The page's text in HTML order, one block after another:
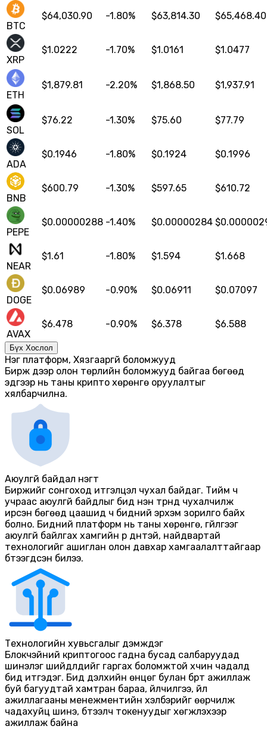
BTC
$64,030.90 -1.80% $63,814.30 $65,468.40
XRP
$1.0222 -1.70% $1.0161 $1.0477
ETH
$1,879.81 -2.20% $1,868.50 $1,937.91
SOL
$76.22 -1.30% $75.60 $77.79
ADA
$0.1946 -1.80% $0.1924 $0.1996
BNB
$600.79 -1.30% $597.65 $610.72
PEPE
$0.00000288 -1.40% $0.00000284 $
NEAR
$1.61 -1.80% $1.594 $1.668
DOGE
$0.06989 -0.90% $0.06911 $0.07097
AVAX
$6.478 -0.90% $6.378 $6.588
Бүх Хослол
Нэг платформ, Хязгааргүй боломжууд
Бирж дээр олон төрлийн боломжууд байгаа бөгөөд
эдгээр нь таны крипто хөрөнгө оруулалтыг
хялбарчилна.
Аюулгүй байдал нэгт
Биржийг сонгоход итгэлцэл чухал байдаг. Тийм ч
учраас аюулгүй байдлыг бид нэн түрүүнд чухалчилж
ирсэн бөгөөд цаашид ч бидний эрхэм зорилго байх
болно. Бидний платформ нь таны хөрөнгө, гүйлгээг
аюулгүй байлгах хамгийн үр дүнтэй, найдвартай
технологийг ашиглан олон давхар хамгаалалттайгаар
бүтээгдсэн билээ.
Технологийн хувьсгалыг дэмждэг
Блокчэйний криптогоос гадна бусад салбаруудад
шинэлэг шийдлүүдийг гаргах боломжтой хүчин чадалд
бид итгэдэг. Бид дэлхийн өнцөг булан бүрт ажиллаж
буй багуудтай хамтран бараа, үйлчилгээ, үйл
ажиллагааны менежментийн хэлбэрийг өөрчилж
чадахуйц шинэ, бүтээлч токенуудыг хөгжүүлэхээр
ажиллаж байна